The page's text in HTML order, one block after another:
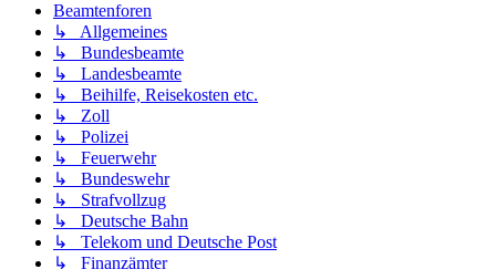
Beamtenforen
↳ Allgemeines
↳ Bundesbeamte
↳ Landesbeamte
↳ Beihilfe, Reisekosten etc.
↳ Zoll
↳ Polizei
↳ Feuerwehr
↳ Bundeswehr
↳ Strafvollzug
↳ Deutsche Bahn
↳ Telekom und Deutsche Post
↳ Finanzämter